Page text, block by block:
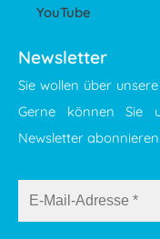
YouTube
Newsletter
Sie wollen über
Gerne können Sie
Newsletter abonnieren.